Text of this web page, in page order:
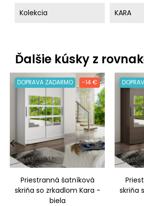
Kolekcia KARA
Ďalšie kúsky z
DOPRAVA ZADARMO -14 €
Priestranná šatníková
skriňa so zrkadlom Kara -
biela
skriňa
‹